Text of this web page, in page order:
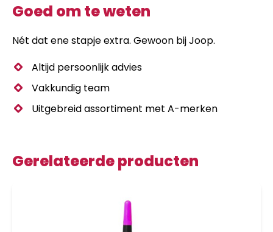
Goed om te weten
Nét dat ene stapje extra. Gewoon bij Joop.
Altijd persoonlijk advies
Vakkundig team
Uitgebreid assortiment met A-merken
Gerelateerde producten